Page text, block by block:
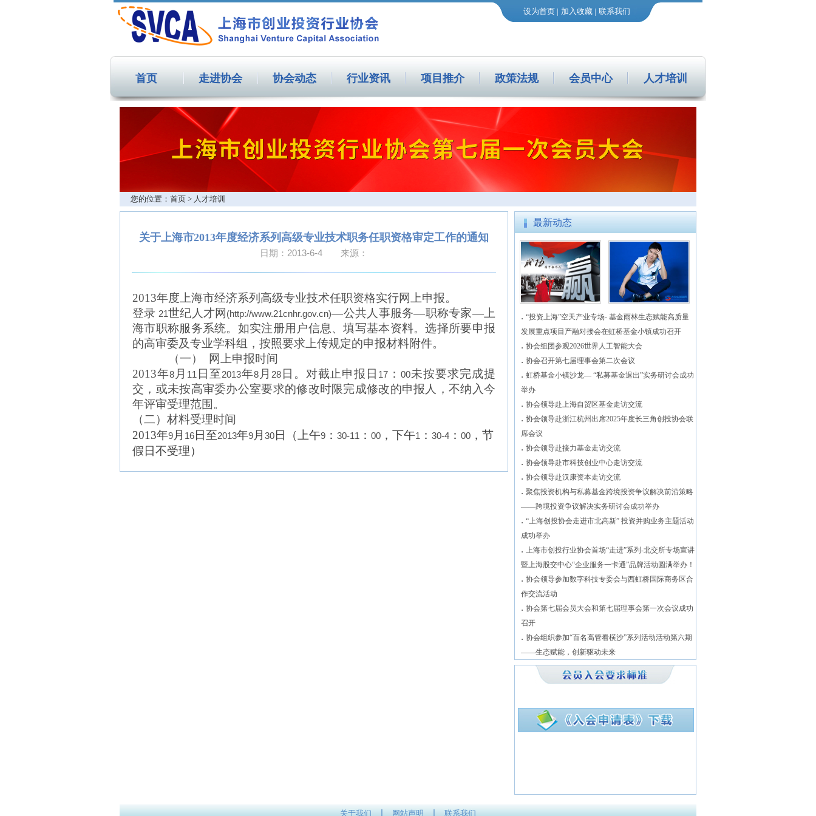
设为首页 | 加入收藏 | 联系我们
首页 走进协会 协会动态 行业资讯 项目推介 政策法规 会员中心 人才培训
您的位置：首页 > 人才培训
关于上海市2013年度经济系列高级专业技术职务任职资格审定工作的通知
日期：2013-6-4 来源：
2013年度上海市经济系列高级专业技术任职资格实行网上申报。
登录 21世纪人才网 (http://www.21cnhr.gov.cn)—公共人事服务—职称专家—上
海市职称服务系统。如实注册用户信息、填写基本资料。选择所要申报
的高审委及专业学科组，按照要求上传规定的申报材料附件。
（一）
网上申报时间
2013年8月 11 日至2013年8月 28日。对截止申报日 17 ：00未按要求完成提
交，或未按高审委办公室要求的修改时限完成修改的申报人，不纳入今
年评审受理范围。
（二）材料受理时间
2013年9 月 16 日至2013年9 月 30 日（上午9 ： 30-11 ： 00 ，下午1 ： 30-4 ： 00 ，节
假日不受理）
最新动态
. “投资上海”空天产业专场- 基金雨林生态赋能高质量
发展重点项目产融对接会在虹桥基金小镇成功召开
. 协会组团参观2026世界人工智能大会
. 协会召开第七届理事会第二次会议
. 虹桥基金小镇沙龙— “私募基金退出”实务研讨会成功
举办
. 协会领导赴上海自贸区基金走访交流
. 协会领导赴浙江杭州出席2025年度长三角创投协会联
席会议
. 协会领导赴接力基金走访交流
. 协会领导赴市科技创业中心走访交流
. 协会领导赴汉康资本走访交流
. 聚焦投资机构与私募基金跨境投资争议解决前沿策略
——跨境投资争议解决实务研讨会成功举办
. “上海创投协会走进市北高新” 投资并购业务主题活动
成功举办
. 上海市创投行业协会首场“走进”系列-北交所专场宣讲
暨上海股交中心“企业服务一卡通”品牌活动圆满举办！
. 协会领导参加数字科技专委会与西虹桥国际商务区合
作交流活动
. 协会第七届会员大会和第七届理事会第一次会议成功
召开
. 协会组织参加“百名高管看横沙”系列活动活动第六期
——生态赋能，创新驱动未来
关于我们|网站声明|联系我们